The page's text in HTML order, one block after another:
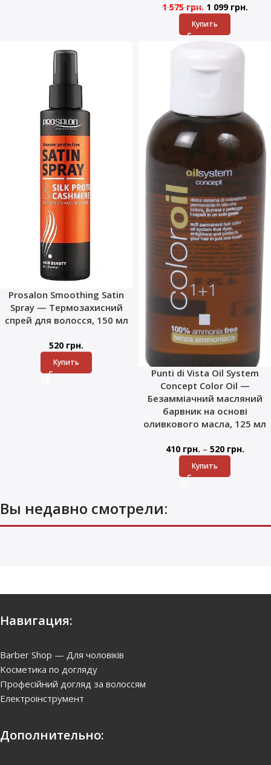
1 575грн. 1 099 грн.
Купить
Prosalon Smoothing Satin
Spray — Термозахисний
спрей для волосся, 150 мл
520 грн.
Купить
Punti di Vista Oil System
Concept Color Oil —
Безамміачний масляний
барвник на основі
оливкового масла, 125 мл
410 грн. – 520 грн.
Купить
Вы недавно смотрели:
Навигация:
Barber Shop — Для чоловіків
Kосметика по догляду
Професійний догляд за волоссям
Електроінструмент
Дополнительно: